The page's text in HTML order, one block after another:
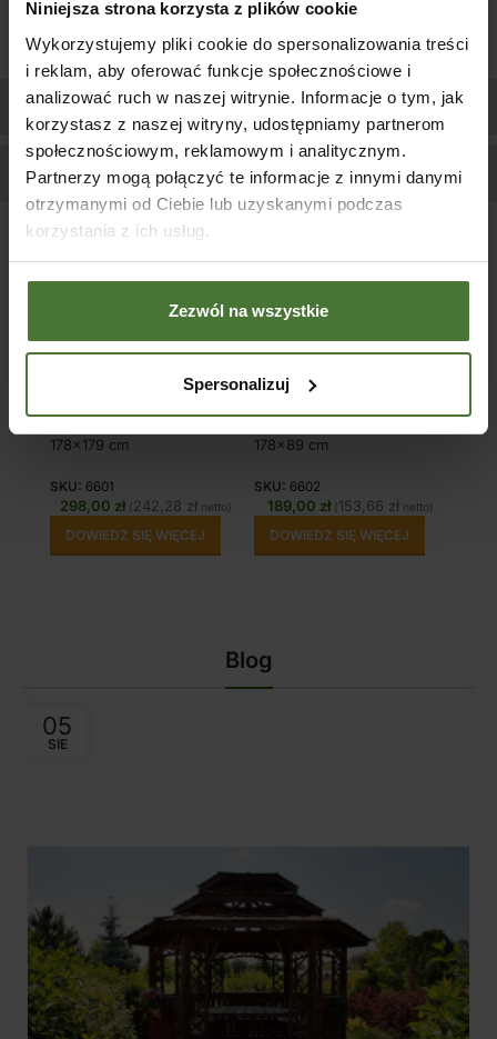
Niniejsza strona korzysta z plików cookie
Wykorzystujemy pliki cookie do spersonalizowania treści
i reklam, aby oferować funkcje społecznościowe i
analizować ruch w naszej witrynie. Informacje o tym, jak
korzystasz z naszej witryny, udostępniamy partnerom
społecznościowym, reklamowym i analitycznym.
Partnerzy mogą połączyć te informacje z innymi danymi
otrzymanymi od Ciebie lub uzyskanymi podczas
korzystania z ich usług.
Zezwól na wszystkie
Spersonalizuj
Impregnacja/Malowanie
Zapytaj o produkt
Podobne produkty
EDANE
178×179 cm
SKU: 6601
298,00 zł (242,28 zł netto)
DOWIEDZ SIĘ WIĘCEJ
178×89 cm
SKU: 6602
189,00 zł (153,66 złnetto)
DOWIEDZ SIĘ WIĘCEJ
Blog
05
SIE